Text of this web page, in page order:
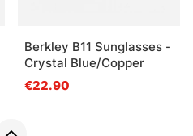
Berkley B11 Sunglasses -
Crystal Blue/Copper
€22.90